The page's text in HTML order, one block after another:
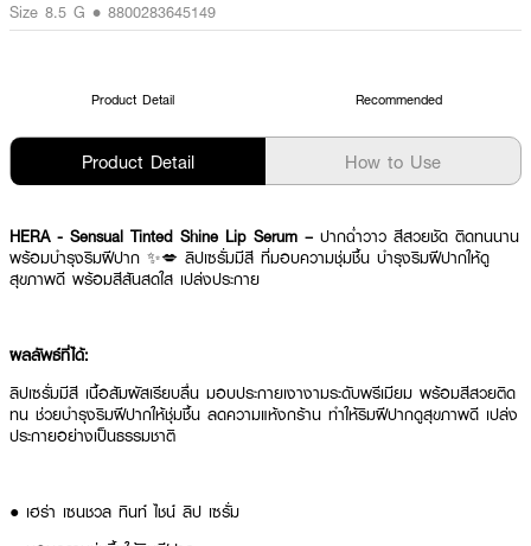
Size 8.5 G • 8800283645149
Product Detail Recommended
Product Detail How to Use
HERA - Sensual Tinted Shine Lip Serum – ปากฉ่ำวาว สีสวยชัด ติดทนนาน
พร้อมบำรุงริมฝีปาก ✨💋 ลิปเซรั่มมีสี ที่มอบความชุ่มชื้น บำรุงริมฝีปากให้ดู
สุขภาพดี พร้อมสีสันสดใส เปล่งประกาย
ผลลัพธ์ที่ได้:
ลิปเซรั่มมีสี เนื้อสัมผัสเรียบลื่น มอบประกายเงางามระดับพรีเมียม พร้อมสีสวยติด
ทน ช่วยบำรุงริมฝีปากให้ชุ่มชื้น ลดความแห้งกร้าน ทำให้ริมฝีปากดูสุขภาพดี เปล่ง
ประกายอย่างเป็นธรรมชาติ
● เฮร่า เซนชวล ทินท์ ไชน์ ลิป เซรั่ม